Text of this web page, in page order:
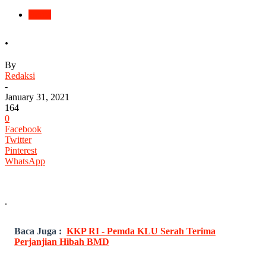
.
By
Redaksi
-
January 31, 2021
164
0
Facebook
Twitter
Pinterest
WhatsApp
.
Baca Juga : KKP RI - Pemda KLU Serah Terima
Perjanjian Hibah BMD